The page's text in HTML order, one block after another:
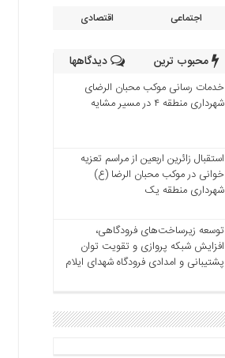
اجتماعی اقتصادی
محبوب ترین دیدگاهها
خدمات رسانی موکب محبان الرضای
شهرداری منطقه ۴ در مسیر مشایه
استقبال زائرین اربعین از مراسم تعزیه
خوانی در موکب محبان الرضا (ع)
شهرداری منطقه یک
توسعه زیرساخت‌های فرودگاهی،
افزایش شبکه پروازی و تقویت توان
پشتیبانی و امدادی فرودگاه شهدای ایلام